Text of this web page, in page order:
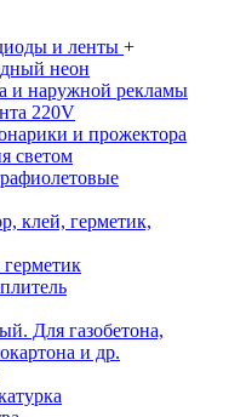
и ленты +
неон
и наружной рекламы
220V
и прожектора
светом
клей, герметик,
Для газобетона,
и др.